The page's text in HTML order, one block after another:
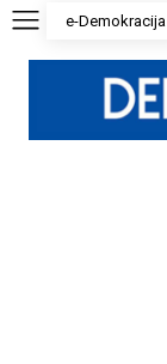
e-Demokracija